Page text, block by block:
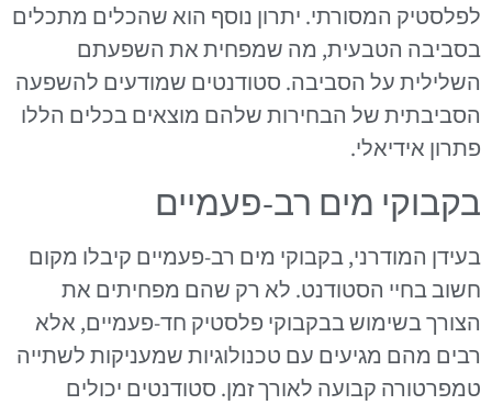
לפלסטיק המסורתי. יתרון נוסף הוא שהכלים מתכלים
בסביבה הטבעית, מה שמפחית את השפעתם
השלילית על הסביבה. סטודנטים שמודעים להשפעה
הסביבתית של הבחירות שלהם מוצאים בכלים הללו
פתרון אידיאלי.
בקבוקי מים רב-פעמיים
בעידן המודרני, בקבוקי מים רב-פעמיים קיבלו מקום
חשוב בחיי הסטודנט. לא רק שהם מפחיתים את
הצורך בשימוש בבקבוקי פלסטיק חד-פעמיים, אלא
רבים מהם מגיעים עם טכנולוגיות שמעניקות לשתייה
טמפרטורה קבועה לאורך זמן. סטודנטים יכולים